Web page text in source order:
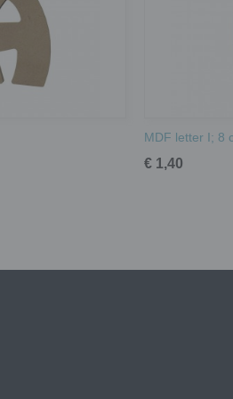
MDF letter I; 8
€ 1,40